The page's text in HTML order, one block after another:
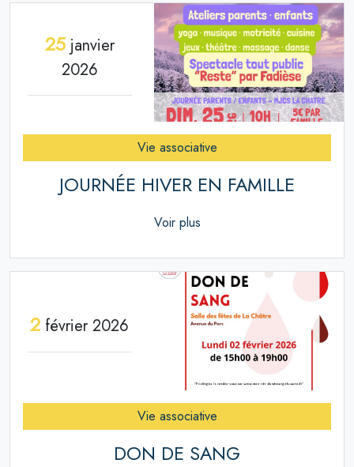
25janvier
2026
Vie associative
JOURNÉE HIVER EN FAMILLE
Voir plus
2 février 2026
Vie associative
DON DE SANG